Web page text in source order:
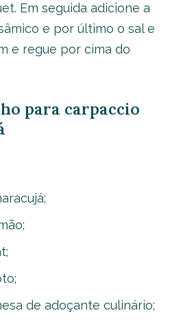
Em seguida adicione a
e por último o sal e
e regue por cima do
para carpaccio
de adoçante culinário;